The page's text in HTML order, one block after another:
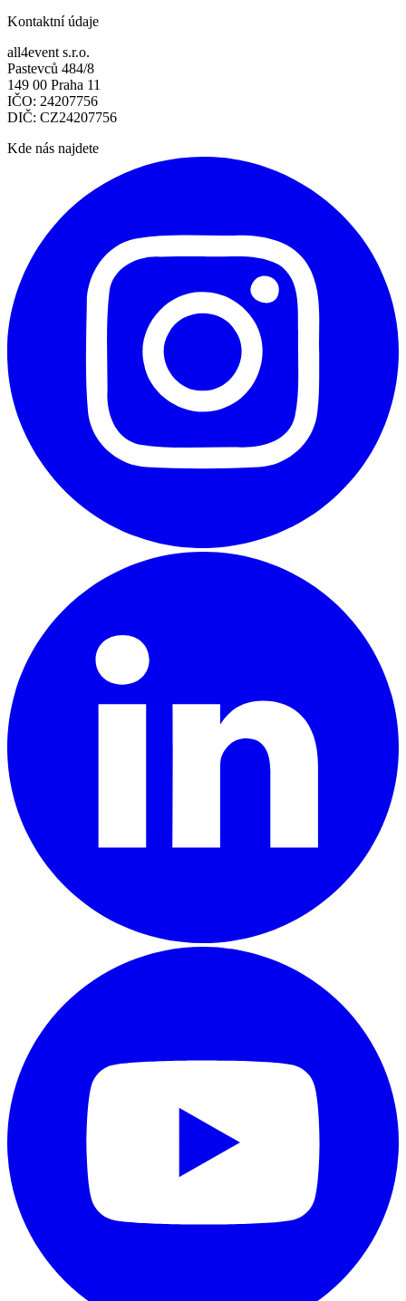
Kontaktní údaje
all4event s.r.o.
Pastevců 484/8
149 00 Praha 11
IČO: 24207756
DIČ: CZ24207756
Kde nás najdete